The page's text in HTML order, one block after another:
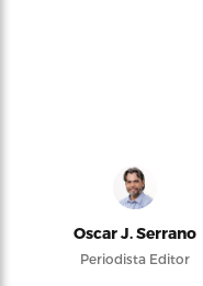
Oscar J. Serrano
Periodista Editor